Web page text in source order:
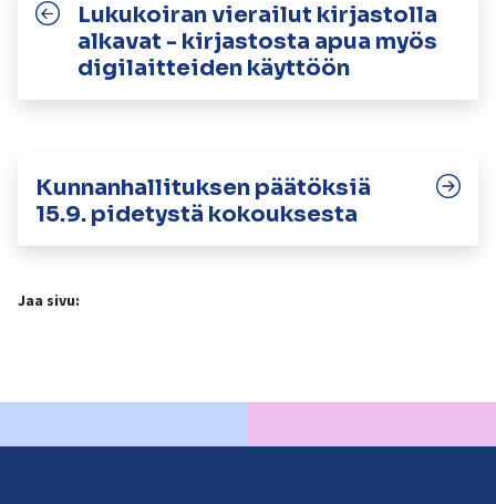
Lukukoiran vierailut kirjastolla
alkavat - kirjastosta apua myös
digilaitteiden käyttöön
Kunnanhallituksen päätöksiä
15.9. pidetystä kokouksesta
Jaa sivu: